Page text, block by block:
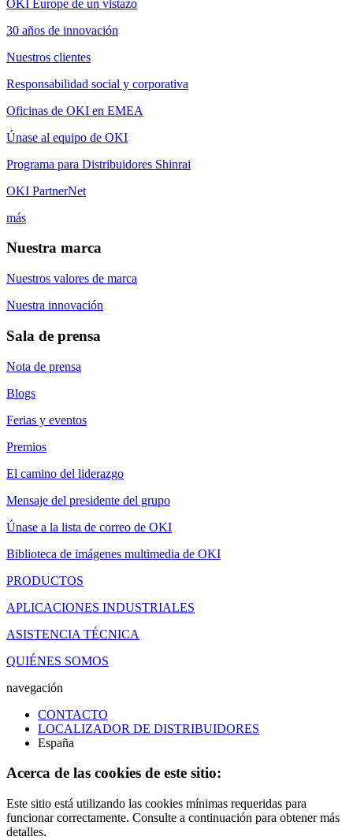
OKI Europe de un vistazo
30 años de innovación
Nuestros clientes
Responsabilidad social y corporativa
Oficinas de OKI en EMEA
Únase al equipo de OKI
Programa para Distribuidores Shinrai
OKI PartnerNet
más
Nuestra marca
Nuestros valores de marca
Nuestra innovación
Sala de prensa
Nota de prensa
Blogs
Ferias y eventos
Premios
El camino del liderazgo
Mensaje del presidente del grupo
Únase a la lista de correo de OKI
Biblioteca de imágenes multimedia de OKI
PRODUCTOS
APLICACIONES INDUSTRIALES
ASISTENCIA TÉCNICA
QUIÉNES SOMOS
navegación
CONTACTO
LOCALIZADOR DE DISTRIBUIDORES
España
Acerca de las cookies de este sitio:
Este sitio está utilizando las cookies mínimas requeridas para
funcionar correctamente. Consulte a continuación para obtener más
detalles.